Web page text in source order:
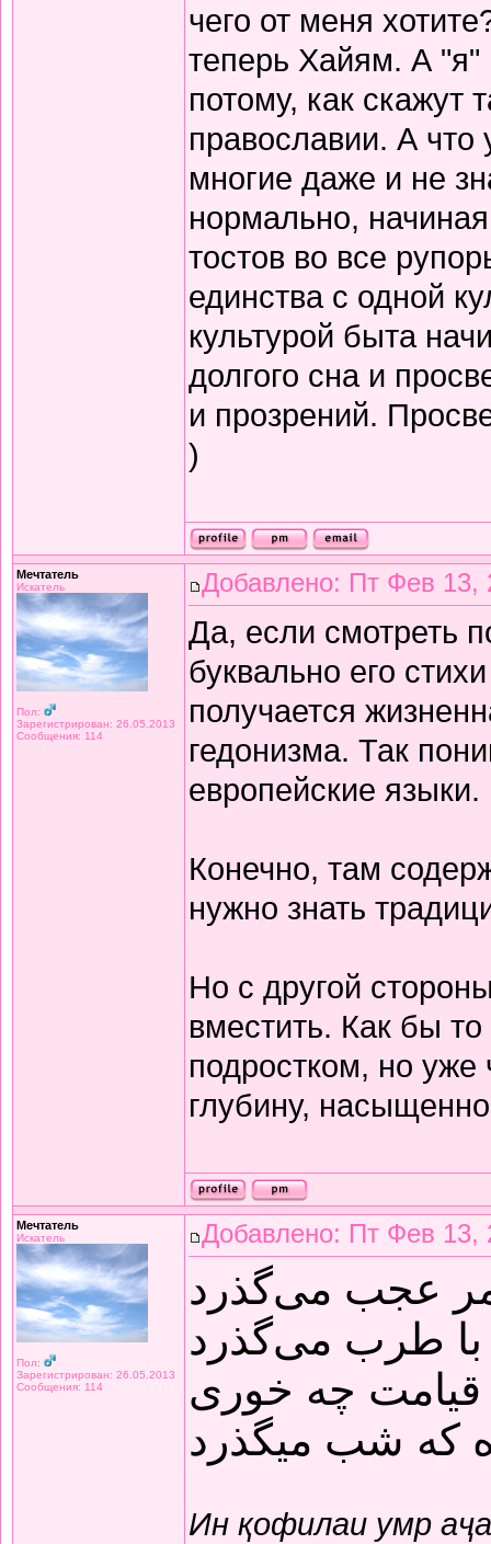
чего от меня
теперь Хайям. А "я"
потому, как скажут
православии. А что
многие даже и не
нормально,
тостов во все
единства с одной
культурой быта
долгого сна и
и прозрений.
)
Мечтатель
Искатель
Пол:
Зарегистрирован: 26.05.2013
Сообщения: 114
Добавлено: Пт Фев 13,
Да, если смотреть
буквально его
получается
гедонизма. Так
европейские языки.
Конечно, там
нужно знать
Но с другой
вместить. Как бы
подростком, но уже
глубину,
Мечтатель
Искатель
Пол:
Зарегистрирован: 26.05.2013
Сообщения: 114
Добавлено: Пт Фев 13,
عجب می‌گذرد
طرب می‌گذرد
چه خوری
که شب میگذرد
Ин қофилаи умр